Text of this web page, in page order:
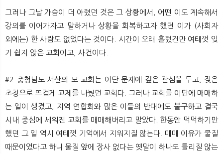
그러나 그날 가슴이 더 아렸던 것은 그 상황에서, 어떤 이도 계속해서
강의를 이어가자고 말하거나 상황을 회복하고자 했던 이가 (사회자
외에는) 한 사람도 없었다는 것이다. 시간이 오래 흘렀건만 여태껏 잊
기 쉽지 않은 교회이고, 사건이다.
#2 충청남도 서산의 모 교회는 이단 문제에 깊은 관심을 두고, 잦은
초청으로 뜨겁게 교제를 나눴던 교회다. 그러나 교회를 이단에 매매하
는 일이 생겼고, 지역 연합회와 많은 이들의 반대에도 불구하고 결국
시내 중심에 세워진 교회를 매매해버리고 말았다. 한동안 먹먹하기만
했던 그 일 역시 여태껏 기억에서 지워지질 않는다. 매매 이유가 물질
때문이었다고 하니 물질 앞에 장사 없다는 옛말이 하나도 틀리질 않는